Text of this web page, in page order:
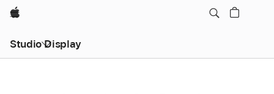
Apple
Studio Display